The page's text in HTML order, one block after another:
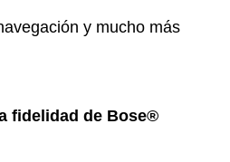
y mucho más
fidelidad de Bose®